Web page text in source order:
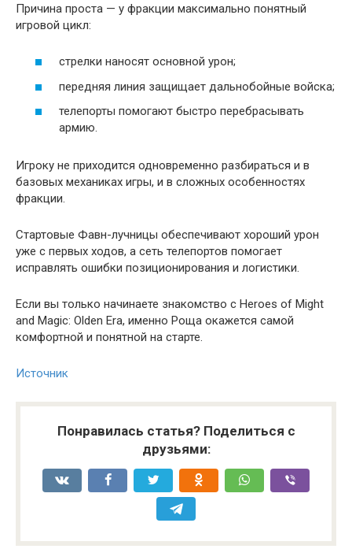
Причина проста — у фракции максимально понятный
игровой цикл:
стрелки наносят основной урон;
передняя линия защищает дальнобойные войска;
телепорты помогают быстро перебрасывать
армию.
Игроку не приходится одновременно разбираться и в
базовых механиках игры, и в сложных особенностях
фракции.
Стартовые Фавн-лучницы обеспечивают хороший урон
уже с первых ходов, а сеть телепортов помогает
исправлять ошибки позиционирования и логистики.
Если вы только начинаете знакомство с Heroes of Might
and Magic: Olden Era, именно Роща окажется самой
комфортной и понятной на старте.
Источник
Понравилась статья? Поделиться с
друзьями: